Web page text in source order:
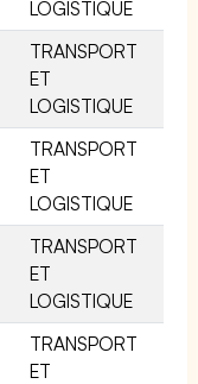
LOGISTIQUE
TRANSPORT
ET
LOGISTIQUE
TRANSPORT
ET
LOGISTIQUE
TRANSPORT
ET
LOGISTIQUE
TRANSPORT
ET